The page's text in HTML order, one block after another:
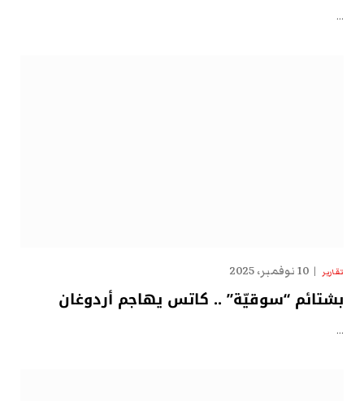
…
تقارير 10 نوفمبر، 2025
بشتائم “سوقيّة” .. كاتس يهاجم أردوغان
…